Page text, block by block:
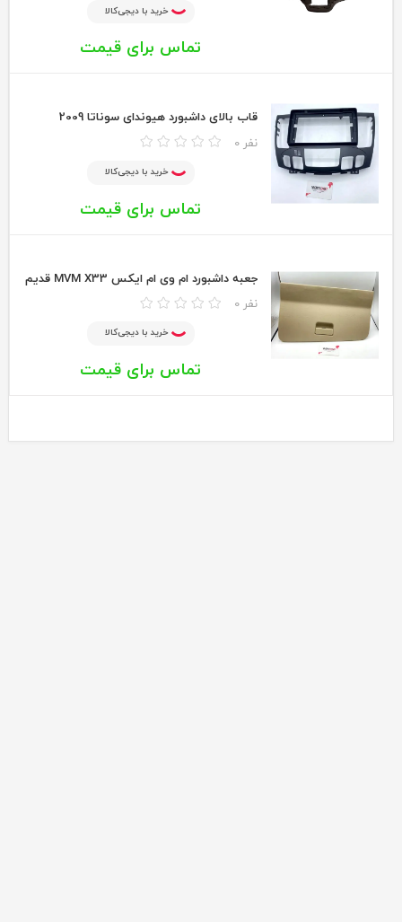
خرید با دیجی‌کالا
تماس برای قیمت
قاب بالای داشبورد هیوندای سوناتا 2009
0 نفر
خرید با دیجی‌کالا
تماس برای قیمت
جعبه داشبورد ام وی ام ایکس MVM X33 قدیم
0 نفر
خرید با دیجی‌کالا
تماس برای قیمت